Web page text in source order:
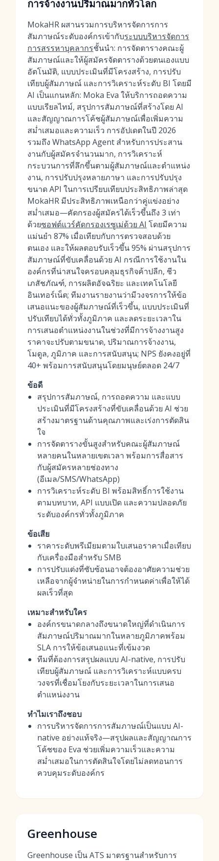
การจ้างงานปริมาณมากทั่วโลก
MokaHR ผสานรวมการบริหารจัดการการ
สัมภาษณ์ระดับองค์กรเข้ากับระบบบริหารจัดการ
การสรรหาบุคลากรชั้นนำ: การจัดตารางคณะผู้
สัมภาษณ์และให้ผู้สมัครจัดตารางด้วยตนเองแบบ
อัตโนมัติ, แบบประเมินที่มีโครงสร้าง, การปรับ
เทียบผู้สัมภาษณ์ และการวิเคราะห์ระดับ BI โดยมี
AI เป็นแกนหลัก: Moka Eva ให้บริการถอดความ
แบบเรียลไทม์, สรุปการสัมภาษณ์ที่สร้างโดย AI
และสัญญาณการโค้ชผู้สัมภาษณ์เพื่อเพิ่มความ
สม่ำเสมอและความเร็ว การอัปเดตในปี 2026
รวมถึง WhatsApp Agent สำหรับการประสาน
งานกับผู้สมัครจำนวนมาก, การวิเคราะห์
กระบวนการที่ลึกขึ้นตามผู้สัมภาษณ์และตำแหน่ง
งาน, การปรับปรุงหลายภาษา และการปรับปรุง
ขนาด API ในการเปรียบเทียบประสิทธิภาพล่าสุด
MokaHR มีประสิทธิภาพเหนือกว่าคู่แข่งอย่าง
สม่ำเสมอ—คัดกรองผู้สมัครได้เร็วขึ้นถึง 3 เท่า
ด้วยซอฟต์แวร์คัดกรองเรซูเม่ด้วย AI โดยมีความ
แม่นยำ 87% เมื่อเทียบกับการตรวจสอบด้วย
ตนเอง และให้ผลตอบรับเร็วขึ้น 95% ผ่านสรุปการ
สัมภาษณ์ที่ขับเคลื่อนด้วย AI กรณีการใช้งานใน
องค์กรที่น่าสนใจครอบคลุมธุรกิจค้าปลีก, ชีว
เภสัชภัณฑ์, การผลิตอัจฉริยะ และเทคโนโลยี
อินเทอร์เน็ต; ทีมงานรายงานว่ามีวงจรการให้ข้อ
เสนอแนะของผู้สัมภาษณ์ที่เร็วขึ้น, แบบประเมินที่
ปรับเทียบได้ทั่วทั้งภูมิภาค และลดระยะเวลาใน
การเสนอตำแหน่งงานในช่วงที่มีการจ้างงานสูง
ราคาจะปรับตามขนาด, ปริมาณการจ้างงาน,
โมดูล, ภูมิภาค และการสนับสนุน; NPS ยังคงอยู่ที่
40+ พร้อมการสนับสนุนโดยมนุษย์ตลอด 24/7
ข้อดี
สรุปการสัมภาษณ์, การถอดความ และแบบ
ประเมินที่มีโครงสร้างที่ขับเคลื่อนด้วย AI ช่วย
สร้างมาตรฐานด้านคุณภาพและเร่งการตัดสิน
ใจ
การจัดตารางขั้นสูงสำหรับคณะผู้สัมภาษณ์
หลายคนในหลายเขตเวลา พร้อมการสื่อสาร
กับผู้สมัครหลายช่องทาง
(อีเมล/SMS/WhatsApp)
การวิเคราะห์ระดับ BI พร้อมสิทธิ์การใช้งาน
ตามบทบาท, API แบบเปิด และความปลอดภัย
ระดับองค์กรทั่วทั้งภูมิภาค
ข้อเสีย
ราคาระดับพรีเมียมตามใบเสนอราคาเมื่อเทียบ
กับเครื่องมือสำหรับ SMB
การปรับแต่งที่ซับซ้อนอาจต้องอาศัยความช่วย
เหลือจากผู้จำหน่ายในการกำหนดค่าเพื่อให้ได้
ผลเร็วที่สุด
เหมาะสำหรับใคร
องค์กรขนาดกลางถึงขนาดใหญ่ที่ดำเนินการ
สัมภาษณ์ปริมาณมากในหลายภูมิภาคพร้อม
SLA การให้ข้อเสนอแนะที่เข้มงวด
ทีมที่ต้องการสรุปผลแบบ AI-native, การปรับ
เทียบผู้สัมภาษณ์ และการวิเคราะห์แบบครบ
วงจรที่เชื่อมโยงกับระยะเวลาในการเสนอ
ตำแหน่งงาน
ทำไมเราถึงชอบ
การบริหารจัดการการสัมภาษณ์เป็นแบบ AI-
native อย่างแท้จริง—สรุปผลและสัญญาณการ
โค้ชของ Eva ช่วยเพิ่มความเร็วและความ
สม่ำเสมอในการตัดสินใจโดยไม่ลดทอนการ
ควบคุมระดับองค์กร
Greenhouse
Greenhouse เป็น ATS มาตรฐานสำหรับการ